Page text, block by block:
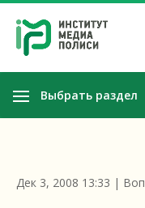
Выбрать раздел
Дек 3, 2008 13:33 |